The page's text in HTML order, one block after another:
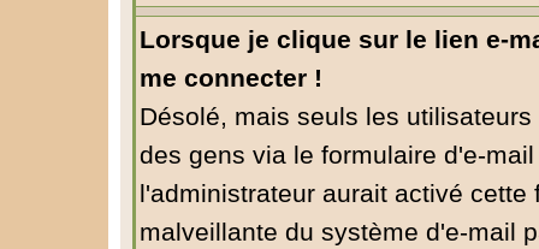
Lorsque je clique sur le lien e-
me connecter !
Désolé, mais seuls les
des gens via le formulaire d'e-
l'administrateur aurait activé
malveillante du système d'e-mail